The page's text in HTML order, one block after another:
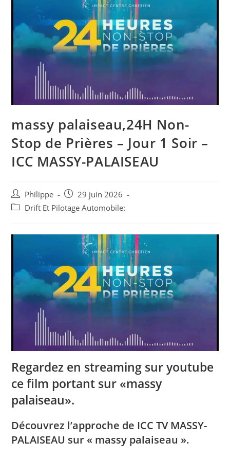
massy palaiseau,24H Non-
Stop de Prières – Jour 1 Soir –
ICC MASSY-PALAISEAU
Auteur/autrice
de
Philippe
Post
published:
29 juin 2026
PostDrift Et Pilotage Automobile:
Regardez en streaming sur youtube
ce film portant sur «massy
palaiseau».
Découvrez l’approche de ICC TV MASSY-
PALAISEAU sur « massy palaiseau ».